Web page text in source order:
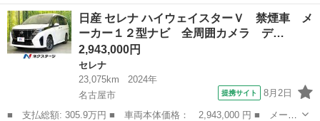
ー名： 日産 ■ 車種名： ルークス ■ グレード名： ６６０ ハ
イウェイスターＧターボ 純正ナビＴＶ アラウンドビューモニタ
ー 衝突被...
愛知 名古屋市 その他
日産 セレナ ハイウェイスターＶ 禁煙車 メ
ーカー１２型ナビ 全周囲カメラ デ…
2,943,000円
セレナ
23,075km
2024年
名古屋市
提携サイト 8月2日
■ 支払総額: 305.9万円 ■ 車両本体価格： 2,943,000 円 ■ メーカ